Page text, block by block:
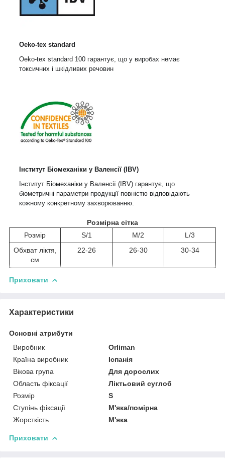
Oeko-tex standard
Oeko-tex standard 100 гарантує, що у виробах немає
токсичних і шкідливих речовин
Інститут Біомеханіки у Валенсії (IBV)
Інститут Біомеханіки у Валенсії (IBV) гарантує, що
біометричні параметри продукції повністю відповідають
кожному конкретному захворюванню.
Розмірна сітка
Розмір
S/1 M/2
L/3
Обхват ліктя,
см
22-26 26-30 30-34
Приховати
Характеристики
Основні атрибути
Виробник
Orliman
Країна виробник
Іспанія
Вікова група
Для дорослих
Область фіксації
Ліктьовий суглоб
Розмір
S
Ступінь фіксації
М'яка/помірна
Жорсткість
М'яка
Приховати